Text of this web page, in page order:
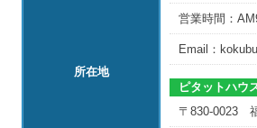
所在地
営業時間：
Email：
ピタットハウ
〒830-0023